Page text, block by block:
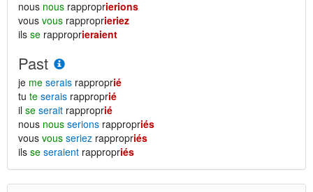
nous nous rapproprierions
vous vous rapproprieriez
ils se rapproprieraient
Past
je me serais rapproprié
tu te serais rapproprié
il se serait rapproprié
nous nous serions rappropriés
vous vous seriez rappropriés
ils se seraient rappropriés